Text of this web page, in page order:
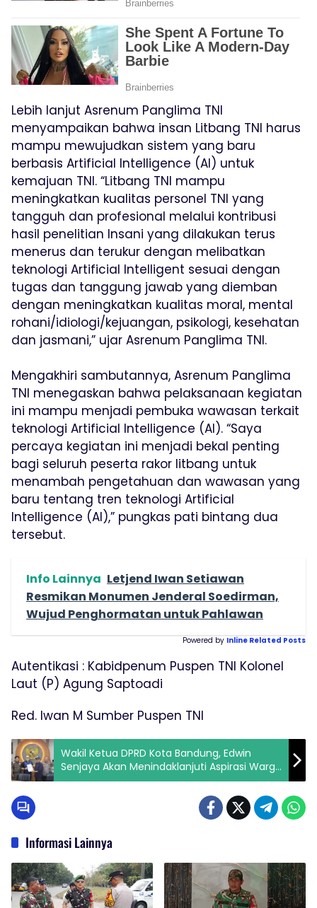
Lebih lanjut Asrenum Panglima TNI
menyampaikan bahwa insan Litbang TNI harus
mampu mewujudkan sistem yang baru
berbasis Artificial Intelligence (AI) untuk
kemajuan TNI. “Litbang TNI mampu
meningkatkan kualitas personel TNI yang
tangguh dan profesional melalui kontribusi
hasil penelitian Insani yang dilakukan terus
menerus dan terukur dengan melibatkan
teknologi Artificial Intelligent sesuai dengan
tugas dan tanggung jawab yang diemban
dengan meningkatkan kualitas moral, mental
rohani/idiologi/kejuangan, psikologi, kesehatan
dan jasmani,” ujar Asrenum Panglima TNI.
Mengakhiri sambutannya, Asrenum Panglima
TNI menegaskan bahwa pelaksanaan kegiatan
ini mampu menjadi pembuka wawasan terkait
teknologi Artificial Intelligence (AI). “Saya
percaya kegiatan ini menjadi bekal penting
bagi seluruh peserta rakor litbang untuk
menambah pengetahuan dan wawasan yang
baru tentang tren teknologi Artificial
Intelligence (AI),” pungkas pati bintang dua
tersebut.
Info Lainnya Letjend Iwan Setiawan
Resmikan Monumen Jenderal Soedirman,
Wujud Penghormatan untuk Pahlawan
Powered by Inline Related Posts
Autentikasi : Kabidpenum Puspen TNI Kolonel
Laut (P) Agung Saptoadi
Red. Iwan M Sumber Puspen TNI
Wakil Ketua DPRD Kota Bandung, Edwin
Senjaya Akan Menindaklanjuti Aspirasi Warga
Bandung Terkait Penertiban Peredaran
Informasi Lainnya